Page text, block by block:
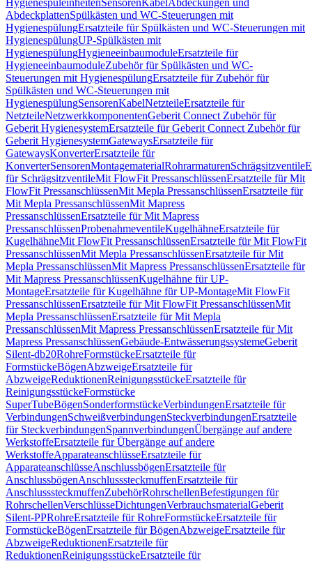
HygienespüleinheitenSensorenKabelAbdeckungen und
AbdeckplattenSpülkästen und WC-Steuerungen mit
HygienespülungErsatzteile für Spülkästen und WC-Steuerungen mit
HygienespülungUP-Spülkästen mit
HygienespülungHygieneeinbaumoduleErsatzteile für
HygieneeinbaumoduleZubehör für Spülkästen und WC-
Steuerungen mit HygienespülungErsatzteile für Zubehör für
Spülkästen und WC-Steuerungen mit
HygienespülungSensorenKabelNetzteileErsatzteile für
NetzteileNetzwerkkomponentenGeberit Connect Zubehör für
Geberit HygienesystemErsatzteile für Geberit Connect Zubehör für
Geberit HygienesystemGatewaysErsatzteile für
GatewaysKonverterErsatzteile für
KonverterSensorenMontagematerialRohrarmaturenSchrägsitzventile
für SchrägsitzventileMit FlowFit PressanschlüssenErsatzteile für Mit
FlowFit PressanschlüssenMit Mepla PressanschlüssenErsatzteile für
Mit Mepla PressanschlüssenMit Mapress
PressanschlüssenErsatzteile für Mit Mapress
PressanschlüssenProbenahmeventileKugelhähneErsatzteile für
KugelhähneMit FlowFit PressanschlüssenErsatzteile für Mit FlowFit
PressanschlüssenMit Mepla PressanschlüssenErsatzteile für Mit
Mepla PressanschlüssenMit Mapress PressanschlüssenErsatzteile für
Mit Mapress PressanschlüssenKugelhähne für UP-
MontageErsatzteile für Kugelhähne für UP-MontageMit FlowFit
PressanschlüssenErsatzteile für Mit FlowFit PressanschlüssenMit
Mepla PressanschlüssenErsatzteile für Mit Mepla
PressanschlüssenMit Mapress PressanschlüssenErsatzteile für Mit
Mapress PressanschlüssenGebäude-EntwässerungssystemeGeberit
Silent-db20RohreFormstückeErsatzteile für
FormstückeBögenAbzweigeErsatzteile für
AbzweigeReduktionenReinigungsstückeErsatzteile für
ReinigungsstückeFormstücke
SuperTubeBögenSonderformstückeVerbindungenErsatzteile für
VerbindungenSchweißverbindungenSteckverbindungenErsatzteile
für SteckverbindungenSpannverbindungenÜbergänge auf andere
WerkstoffeErsatzteile für Übergänge auf andere
WerkstoffeApparateanschlüsseErsatzteile für
ApparateanschlüsseAnschlussbögenErsatzteile für
AnschlussbögenAnschlusssteckmuffenErsatzteile für
AnschlusssteckmuffenZubehörRohrschellenBefestigungen für
RohrschellenVerschlüsseDichtungenVerbrauchsmaterialGeberit
Silent-PPRohreErsatzteile für RohreFormstückeErsatzteile für
FormstückeBögenErsatzteile für BögenAbzweigeErsatzteile für
AbzweigeReduktionenErsatzteile für
ReduktionenReinigungsstückeErsatzteile für